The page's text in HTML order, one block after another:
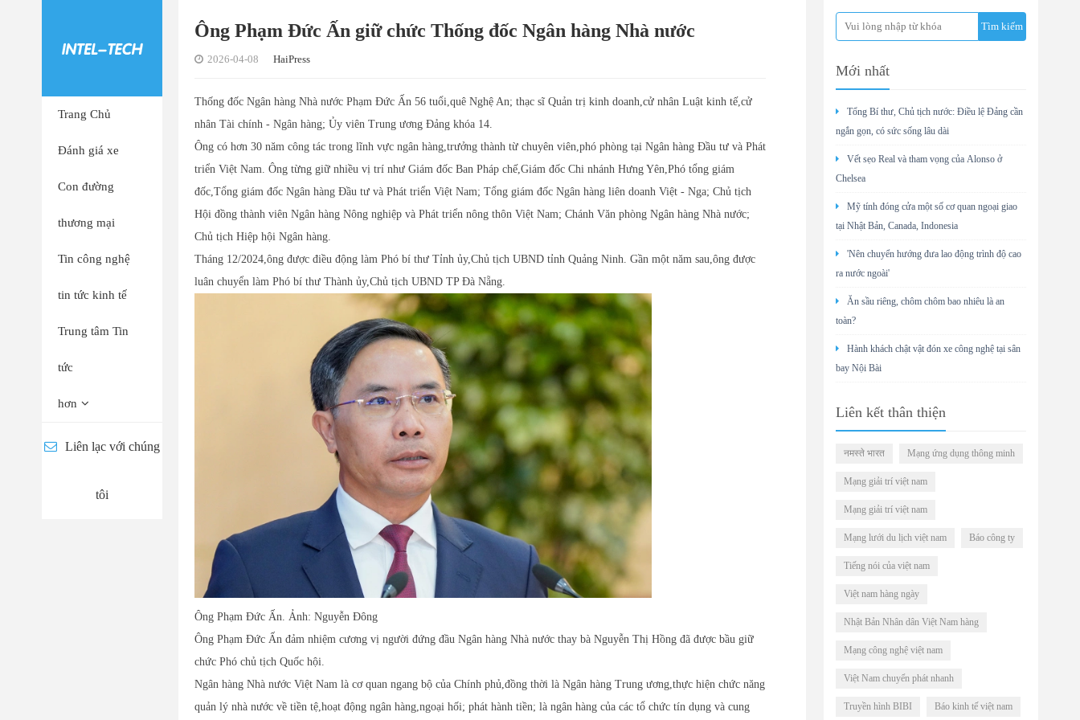
Trang Chủ
Đánh giá xe
Con đường
thương mại
Tin công nghệ
tin tức kinh tế
Trung tâm Tin
tức
hơn
Liên lạc với chúng
tôi
Ông Phạm Đức Ấn giữ chức Thống đốc Ngân hàng Nhà nước
2026-04-08 HaiPress
Thống đốc Ngân hàng Nhà nước Phạm Đức Ấn 56 tuổi,quê Nghệ An; thạc sĩ Quản trị kinh doanh,cử nhân Luật kinh tế,cử
nhân Tài chính - Ngân hàng; Ủy viên Trung ương Đảng khóa 14.
Ông có hơn 30 năm công tác trong lĩnh vực ngân hàng,trưởng thành từ chuyên viên,phó phòng tại Ngân hàng Đầu tư và Phát
triển Việt Nam. Ông từng giữ nhiều vị trí như Giám đốc Ban Pháp chế,Giám đốc Chi nhánh Hưng Yên,Phó tổng giám
đốc,Tổng giám đốc Ngân hàng Đầu tư và Phát triển Việt Nam; Tổng giám đốc Ngân hàng liên doanh Việt - Nga; Chủ tịch
Hội đồng thành viên Ngân hàng Nông nghiệp và Phát triển nông thôn Việt Nam; Chánh Văn phòng Ngân hàng Nhà nước;
Chủ tịch Hiệp hội Ngân hàng.
Tháng 12/2024,ông được điều động làm Phó bí thư Tỉnh ủy,Chủ tịch UBND tỉnh Quảng Ninh. Gần một năm sau,ông được
luân chuyển làm Phó bí thư Thành ủy,Chủ tịch UBND TP Đà Nẵng.
Ông Phạm Đức Ấn. Ảnh: Nguyễn Đông
Ông Phạm Đức Ấn đảm nhiệm cương vị người đứng đầu Ngân hàng Nhà nước thay bà Nguyễn Thị Hồng đã được bầu giữ
chức Phó chủ tịch Quốc hội.
Ngân hàng Nhà nước Việt Nam là cơ quan ngang bộ của Chính phủ,đồng thời là Ngân hàng Trung ương,thực hiện chức năng
quản lý nhà nước về tiền tệ,hoạt động ngân hàng,ngoại hối; phát hành tiền; là ngân hàng của các tổ chức tín dụng và cung
Mới nhất
Tổng Bí thư, Chủ tịch nước: Điều lệ Đảng cần
ngắn gọn, có sức sống lâu dài
Vết sẹo Real và tham vọng của Alonso ở
Chelsea
Mỹ tính đóng cửa một số cơ quan ngoại giao
tại Nhật Bản, Canada, Indonesia
'Nên chuyển hướng đưa lao động trình độ cao
ra nước ngoài'
Ăn sầu riêng, chôm chôm bao nhiêu là an
toàn?
Hành khách chật vật đón xe công nghệ tại sân
bay Nội Bài
Liên kết thân thiện
नमस्ते भारत Mạng ứng dụng thông minh
Mạng giải trí việt nam
Mạng giải trí việt nam
Mạng lưới du lịch việt nam Báo công ty
Tiếng nói của việt nam
Việt nam hàng ngày
Nhật Bản Nhân dân Việt Nam hàng
Mạng công nghệ việt nam
Việt Nam chuyển phát nhanh
Truyền hình BIBI Báo kinh tế việt nam